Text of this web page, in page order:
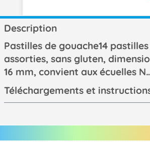
Description
Pastilles de gouache14
assorties, sans gluten,
16 mm, convient aux écuelles
Téléchargements et